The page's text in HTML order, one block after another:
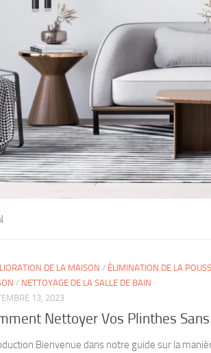
DE LA MAISON / ÉLIMINATION DE LA
/ NETTOYAGE DE LA SALLE DE BAIN
13, 2023
Nettoyer Vos Plinthes
Bienvenue dans notre guide sur la